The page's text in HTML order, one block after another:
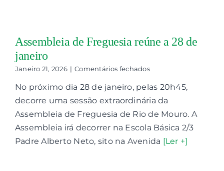
Assembleia de Freguesia reúne a 28 de
janeiro
Janeiro 21, 2026 | Comentários fechadosem
de
Freguesia
a
28
janeiro
No próximo dia 28 de janeiro, pelas 20h45,
decorre uma sessão extraordinária da
Assembleia de Freguesia de Rio de Mouro. A
Assembleia irá decorrer na Escola Básica 2/3
Padre Alberto Neto, sito na Avenida [Ler +]